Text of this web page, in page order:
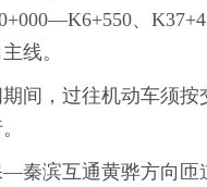
、
线。
间，过往机动车须按
—秦滨互通黄骅方向匝